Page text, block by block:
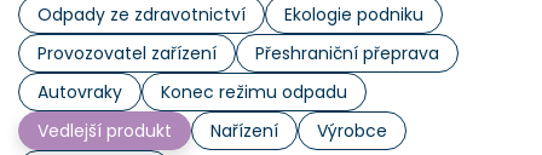
Odpady ze zdravotnictví
Ekologie podniku
Provozovatel zařízení
Přeshraniční přeprava
Autovraky
Konec režimu odpadu
Vedlejší produkt
Nařízení
Výrobce